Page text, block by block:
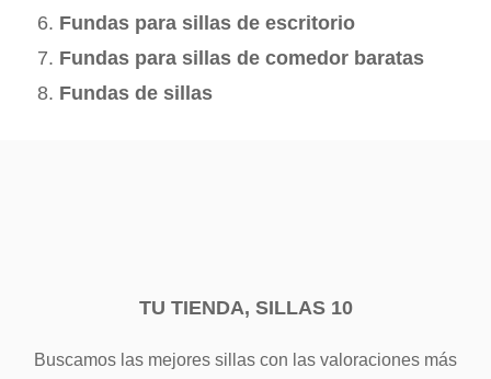
Fundas para sillas de escritorio
Fundas para sillas de comedor baratas
Fundas de sillas
TU TIENDA, SILLAS 10
Buscamos las mejores sillas con las valoraciones más